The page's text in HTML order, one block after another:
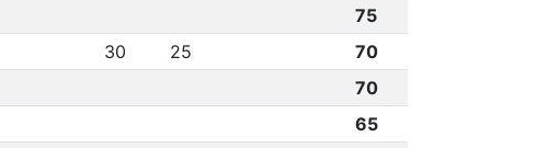
75
30 25
70
70
65